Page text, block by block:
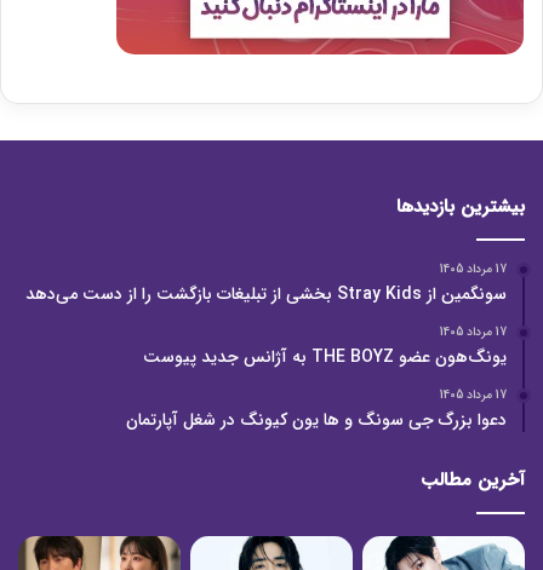
بیشترین بازدیدها
17 مرداد 1405
سونگمین از Stray Kids بخشی از تبلیغات بازگشت را از دست می‌دهد
17 مرداد 1405
یونگ‌هون عضو THE BOYZ به آژانس جدید پیوست
17 مرداد 1405
دعوا بزرگ جی سونگ و ها یون کیونگ در شغل آپارتمان
آخرین مطالب